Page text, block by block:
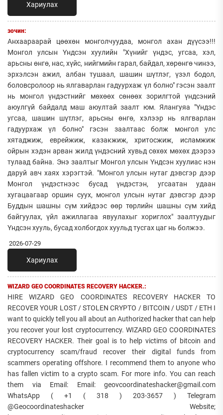
Хариулах
зочин:
Анхаараарай цөөхөн монголчуудаа, монгол ахан дүүсээ!!!
Монгол улсын Үндсэн хуулийн "Хүнийг үндэс, угсаа, хэл,
арьсны өнгө, нас, хүйс, нийгмийн гарал, байдал, хөрөнгө чинээ,
эрхэлсэн ажил, албан тушаал, шашин шүтлэг, үзэл бодол,
боловсролоор нь ялгаварлан гадуурхаж үл болно" гэсэн заалт
нь монгол үндэстнийг мөхөөх сөнөөх зорилгтой үндсэний
аюулгүй байдалд маш аюултай заалт юм. Ялангуяа "Үндэс
угсаа, шашин шүтлэг, арьсны өнгө, хэлээр нь ялгварлан
гадуурхаж үл болно" гэсэн заалтаас болж монгол улс
хятаджиж, еврейжиж, казакжиж, хритосжиж, исламжиж
ойрын хэдэн арван жилд үндэсний хувьд сөхөх мөхөх дээрээ
тулаад байна. Энэ заалтыг Монгол улсын Үндсэн хуулиас нэн
даруй авч хаях хэрэгтэй. "Монгол улсын нутаг дэвсгэр дээр
Монгол үндэстнээс бусад үндэстэн, угсаатан удаан
хугацаагаар оршин суух, монгол улсын нутаг дэвсгэр дээр
Буддын шашны сүм хийдээс өөр төрлийн шашны сүм хийд
байгуулах, үйл ажиллагаа явуулахыг хориглох" заалтуудыг
Үндсэн хууль, бусад холбогдох хуульд тусгах цаг нь болжээ.
2026-07-29
Хариулах
WIZARD GEO COORDINATES RECOVERY HACKER.:
HIRE WIZARD GEO COORDINATES RECOVERY HACKER TO
RECOVER YOUR LOST / STOLEN CRYPTO / BITCOIN / USDT / ETH I
want to quickly tell you all about an Authorized hacker that can help
you recover your lost cryptocurrency. WIZARD GEO COORDINATES
RECOVERY HACKER. Their goal is to help victims of bitcoin and
cryptocurrency scam/fraud recover their digital funds from
scammers operating offshore. I recommend them to anyone who
has fallen victim to a crypto scam. For more info. You can reach
them via Email: Email: geovcoordinateshacker@gmail.com
WhatsApp ( +1 ( 318 ) 203-3657 ) Telegram
@Geocoordinateshacker Website;